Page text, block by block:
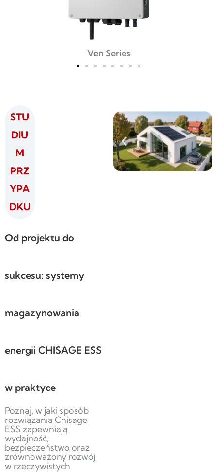
Ven Series
STU
DIU
M
PRZ
YPA
DKU
Od projektu do
sukcesu: systemy
magazynowania
energii CHISAGE ESS
w praktyce
Poznaj, w jaki sposób
rozwiązania Chisage
ESS zapewniają
wydajność,
bezpieczeństwo oraz
zrównoważony rozwój
w rzeczywistych